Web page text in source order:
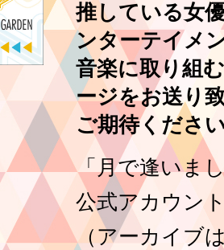
推している女
ンターテイメ
音楽に取り組
ージをお送り
ご期待くださ
「月で逢いま
公式アカウン
（アーカイブ